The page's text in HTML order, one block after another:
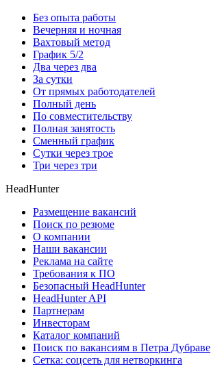
Без опыта работы
Вечерняя и ночная
Вахтовый метод
График 5/2
Два через два
За сутки
От прямых работодателей
Полный день
По совместительству
Полная занятость
Сменный график
Сутки через трое
Три через три
HeadHunter
Размещение вакансий
Поиск по резюме
О компании
Наши вакансии
Реклама на сайте
Требования к ПО
Безопасный HeadHunter
HeadHunter API
Партнерам
Инвесторам
Каталог компаний
Поиск по вакансиям в Петра Дубраве
Сетка: соцсеть для нетворкинга